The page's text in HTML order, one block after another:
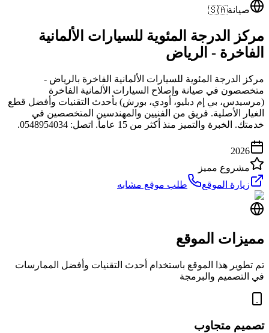
صيانة🇸🇦
مركز الدرجة المئوية للسيارات الألمانية
الفاخرة - الرياض
مركز الدرجة المئوية للسيارات الألمانية الفاخرة بالرياض -
متخصصون في صيانة وإصلاح السيارات الألمانية الفاخرة
(مرسيدس، بي إم دبليو، أودي، بورش) بأحدث التقنيات وأفضل قطع
الغيار الأصلية. فريق من الفنيين والمهندسين المتخصصين في
خدمتك. الخبرة والتميز منذ أكثر من 15 عاماً. اتصل: 0548954034.
2026
مشروع مميز
زيارة الموقع
طلب موقع مشابه
مميزات الموقع
تم تطوير هذا الموقع باستخدام أحدث التقنيات وأفضل الممارسات
في التصميم والبرمجة
تصميم متجاوب